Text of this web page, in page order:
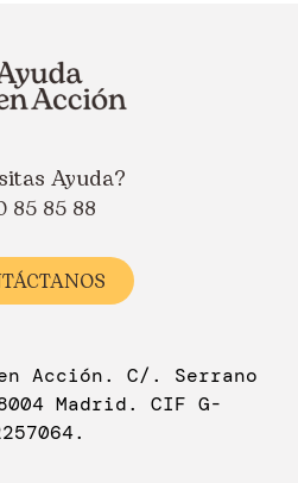
Ayuda?
85 85 88
Acción. C/. Serrano
Madrid. CIF G-